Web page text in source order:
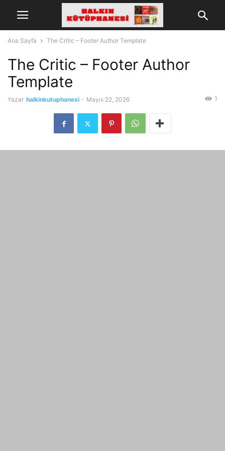
Ana Sayfa The Critic – Footer Author Template
The Critic – Footer Author
Template
Yazar halkinkutuphanesi - Mayıs 22, 2026 1